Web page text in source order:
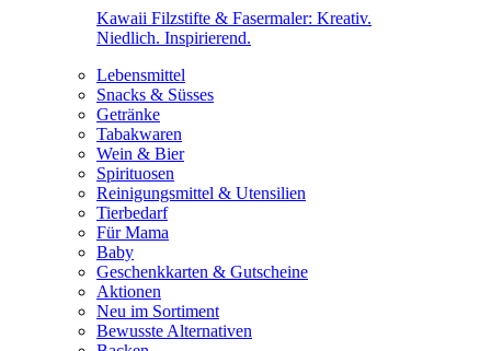
Kawaii Filzstifte & Fasermaler: Kreativ.
Niedlich. Inspirierend.
Lebensmittel
Snacks & Süsses
Getränke
Tabakwaren
Wein & Bier
Spirituosen
Reinigungsmittel & Utensilien
Tierbedarf
Für Mama
Baby
Geschenkkarten & Gutscheine
Aktionen
Neu im Sortiment
Bewusste Alternativen